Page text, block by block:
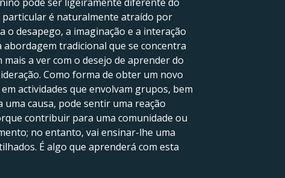
particular é naturalmente atraído por
o desapego, a imaginação e a interação
tradicional que se concentra
a ver com o desejo de aprender do
Como forma de obter um novo
actividades que envolvam grupos, bem
causa, pode sentir uma reação
contribuir para uma comunidade ou
no entanto, vai ensinar-lhe uma
É algo que aprenderá com esta